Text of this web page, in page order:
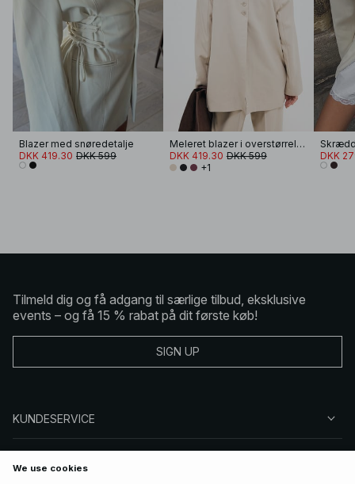
Blazer med snøredetalje
DKK 419.30 DKK 599
Meleret blazer i overstørrelse
DKK 419.30 DKK 599
+1
DKK
Tilmeld dig og få adgang til særlige tilbud, eksklusive
events – og få 15 % rabat på dit første køb!
SIGN UP
KUNDESERVICE